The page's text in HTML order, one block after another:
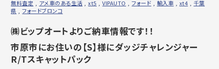
無料査定
アメ車のある生活 ,xt5 ,VIPAUTO ,フォード 輸入車 xt4
千葉
県 ,フォードブロンコ
㈱ビップオートよりご納車情報です！！
市原市にお住いの【S】様にダッジチャレンジャー
R/Tスキャットパック